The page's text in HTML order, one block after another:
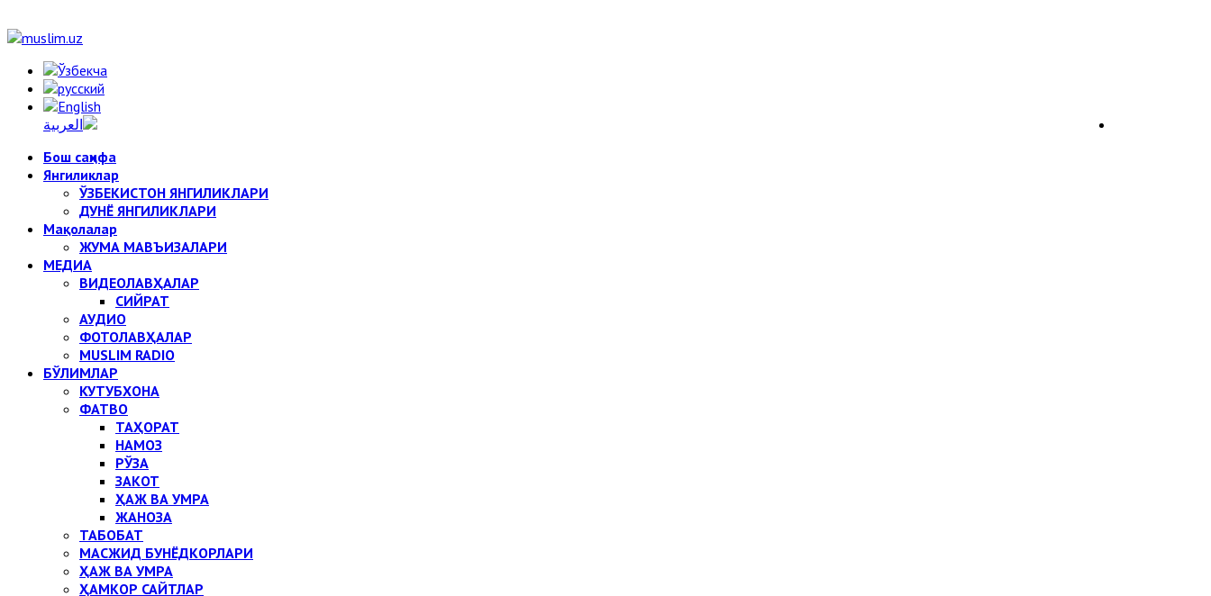
Бош саҳифа
Янгиликлар
ЎЗБЕКИСТОН ЯНГИЛИКЛАРИ
ДУНЁ ЯНГИЛИКЛАРИ
Мақолалар
ЖУМА МАВЪИЗАЛАРИ
МЕДИА
ВИДЕОЛАВҲАЛАР
СИЙРАТ
АУДИО
ФОТОЛАВҲАЛАР
MUSLIM RADIO
БЎЛИМЛАР
КУТУБХОНА
ФАТВО
ТАҲОРАТ
НАМОЗ
РЎЗА
ЗАКОТ
ҲАЖ ВА УМРА
ЖАНОЗА
ТАБОБАТ
МАСЖИД БУНЁДКОРЛАРИ
ҲАЖ ВА УМРА
ҲАМКОР САЙТЛАР